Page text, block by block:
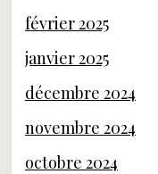
février 2025
janvier 2025
décembre 2024
novembre 2024
octobre 2024